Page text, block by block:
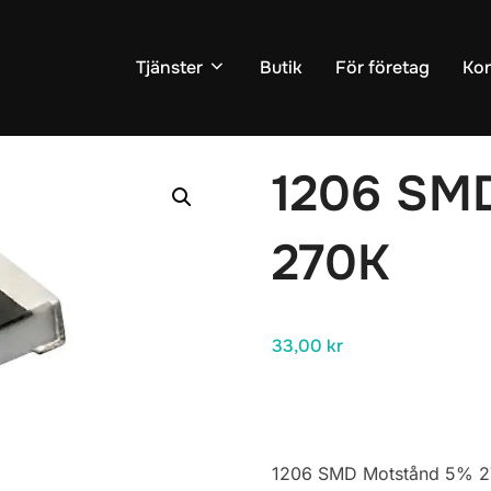
Tjänster Butik För företag
1206
270K
33,00 kr
1206 SMD Motstånd 5%